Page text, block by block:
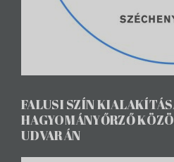
FALUSI SZÍN
HAGYOMÁNYŐRZŐ
UDVARÁN